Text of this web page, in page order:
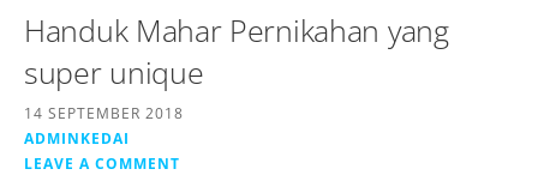
Handuk Mahar Pernikahan yang
super unique
14 SEPTEMBER 2018
ADMINKEDAI
LEAVE A COMMENT